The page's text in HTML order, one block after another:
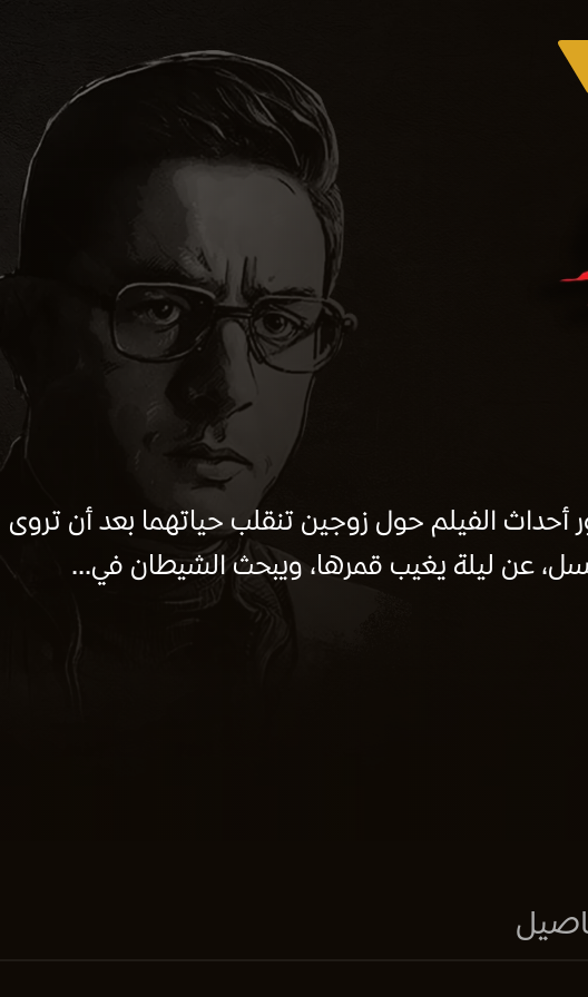
أحداث الفيلم حول زوجين تنقلب حياتهما بعد أن تروى
عن ليلة يغيب قمرها، ويبحث الشيطان في...